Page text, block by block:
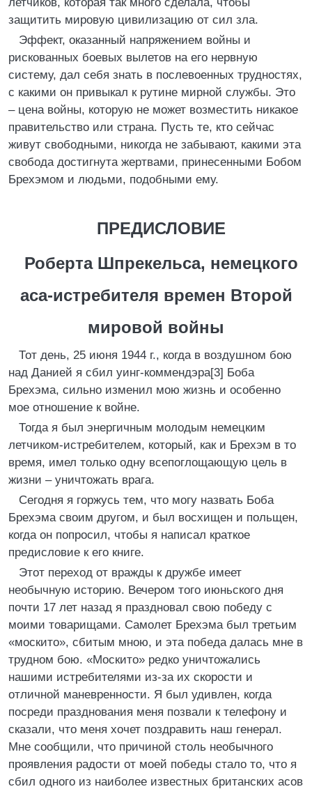
защитить мировую цивилизацию от сил зла.
Эффект, оказанный напряжением войны и
рискованных боевых вылетов на его нервную
систему, дал себя знать в послевоенных трудностях,
с какими он привыкал к рутине мирной службы. Это
– цена войны, которую не может возместить никакое
правительство или страна. Пусть те, кто сейчас
живут свободными, никогда не забывают, какими эта
свобода достигнута жертвами, принесенными Бобом
Брехэмом и людьми, подобными ему.
ПРЕДИСЛОВИЕ
Роберта Шпрекельса, немецкого
аса-истребителя времен Второй
мировой войны
Тот день, 25 июня 1944 г., когда в воздушном бою
над Данией я сбил уинг-коммендэра[3] Боба
Брехэма, сильно изменил мою жизнь и особенно
мое отношение к войне.
Тогда я был энергичным молодым немецким
летчиком-истребителем, который, как и Брехэм в то
время, имел только одну всепоглощающую цель в
жизни – уничтожать врага.
Сегодня я горжусь тем, что могу назвать Боба
Брехэма своим другом, и был восхищен и польщен,
когда он попросил, чтобы я написал краткое
предисловие к его книге.
Этот переход от вражды к дружбе имеет
необычную историю. Вечером того июньского дня
почти 17 лет назад я праздновал свою победу с
моими товарищами. Самолет Брехэма был третьим
«москито», сбитым мною, и эта победа далась мне в
трудном бою. «Москито» редко уничтожались
нашими истребителями из-за их скорости и
отличной маневренности. Я был удивлен, когда
посреди празднования меня позвали к телефону и
сказали, что меня хочет поздравить наш генерал.
Мне сообщили, что причиной столь необычного
проявления радости от моей победы стало то, что я
сбил одного из наиболее известных британских асов